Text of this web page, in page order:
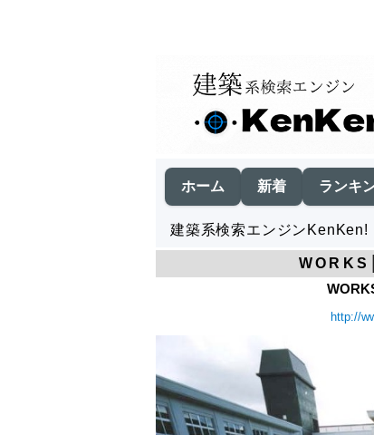
ホーム 新着 ランキ
建築系検索エンジンKenKen!
http://